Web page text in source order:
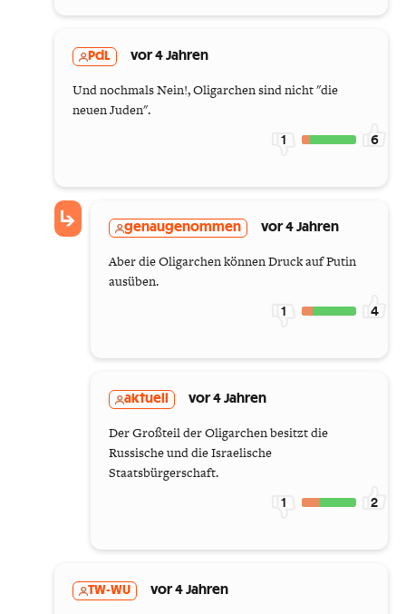
PdL vor 4 Jahren
Und nochmals Nein!, Oligarchen sind nicht "die
neuen Juden".
1 6
genaugenommen vor 4 Jahren
Aber die Oligarchen können Druck auf Putin
ausüben.
1 4
aktuell vor 4 Jahren
Der Großteil der Oligarchen besitzt die
Russische und die Israelische
Staatsbürgerschaft.
1 2
TW-WU vor 4 Jahren